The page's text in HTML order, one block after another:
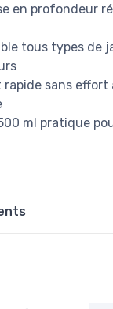
en profondeur
tous types de
rapide sans effort
ml pratique